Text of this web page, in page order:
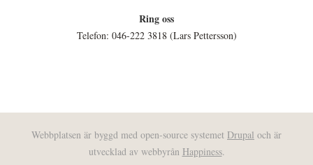
Ring oss
Telefon: 046-222 3818 (Lars Pettersson)
Webbplatsen är byggd med open-source systemet Drupal och är
utvecklad av webbyrån Happiness.